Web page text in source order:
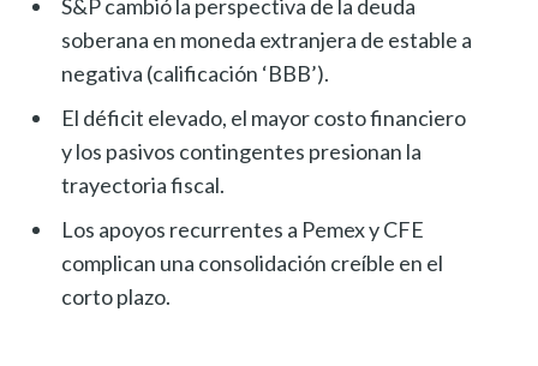
S&P cambió la perspectiva de la deuda
soberana en moneda extranjera de estable a
negativa (calificación ‘BBB’).
El déficit elevado, el mayor costo financiero
y los pasivos contingentes presionan la
trayectoria fiscal.
Los apoyos recurrentes a Pemex y CFE
complican una consolidación creíble en el
corto plazo.